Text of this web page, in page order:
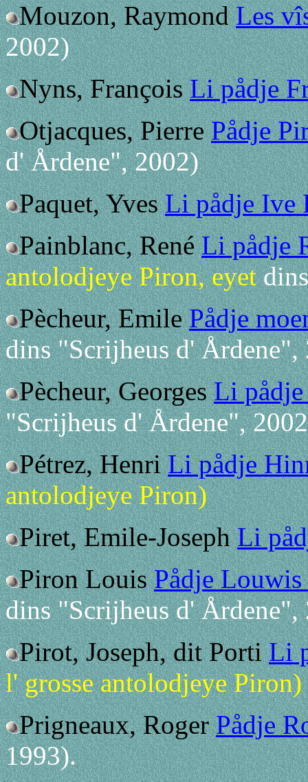
Mouzon, RaymondLes
2002)
Nyns, FrançoisLi pådje
Otjacques, PierrePådje
d' Årdene", 2002)
Paquet, YvesLi pådje Ive
Painblanc, RenéLi pådje
antolodjeye Piron, eyet
Pècheur, EmilePådje
dins "Scrijheus d' Årdene",
Pècheur, GeorgesLi
"Scrijheus d' Årdene",
Pétrez, HenriLi pådje
antolodjeye Piron)
Piret, Emile-JosephLi
Piron LouisPådje
dins "Scrijheus d' Årdene",
Pirot, Joseph, dit PortiLi
l' grosse antolodjeye Piron)
Prigneaux, RogerPådje
1993).